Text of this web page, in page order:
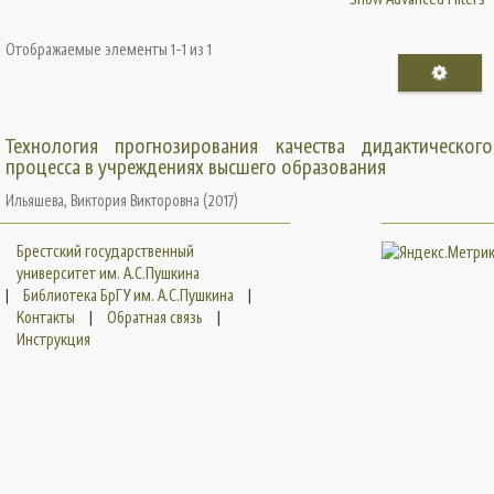
Отображаемые элементы 1-1 из 1
Технология прогнозирования качества дидактического
процесса в учреждениях высшего образования
Ильяшева, Виктория Викторовна (2017)
Брестский государственный
университет им. А.С.Пушкина
|
Библиотека БрГУ им. А.С.Пушкина
|
Контакты
| Обратная связь
|
Инструкция